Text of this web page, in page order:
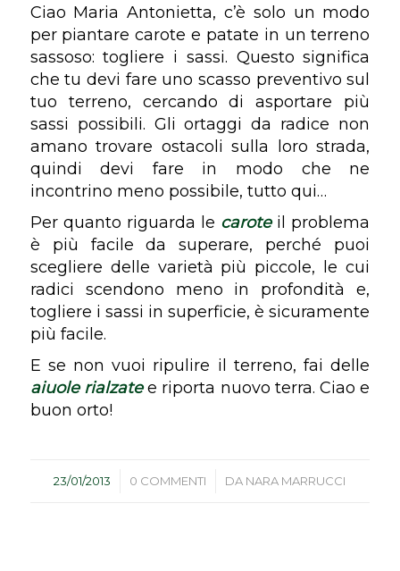
Ciao Maria Antonietta, c’è solo un modo
per piantare carote e patate in un terreno
sassoso: togliere i sassi. Questo significa
che tu devi fare uno scasso preventivo sul
tuo terreno, cercando di asportare più
sassi possibili. Gli ortaggi da radice non
amano trovare ostacoli sulla loro strada,
quindi devi fare in modo che ne
incontrino meno possibile, tutto qui…
Per quanto riguarda le caroteil problema
è più facile da superare, perché puoi
scegliere delle varietà più piccole, le cui
radici scendono meno in profondità e,
togliere i sassi in superficie, è sicuramente
più facile.
E se non vuoi ripulire il terreno, fai delle
aiuole rialzatee riporta nuovo terra. Ciao e
buon orto!
23/01/2013
/ 0 COMMENTI
/ DA NARA MARRUCCI